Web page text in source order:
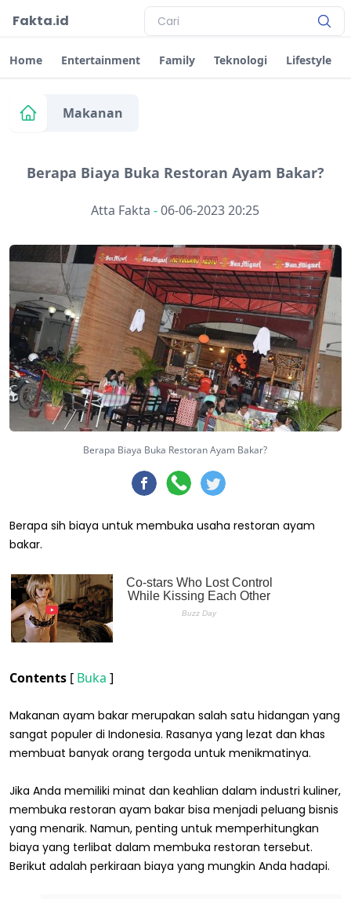
Fakta.id
Home Entertainment Family Teknologi Lifestyle
Makanan
Berapa Biaya Buka Restoran Ayam Bakar?
Atta Fakta -06-06-2023 20:25
Berapa Biaya Buka Restoran Ayam Bakar?
Berapa sih biaya untuk membuka usaha restoran ayam
bakar.
Contents [ Buka ]
Makanan ayam bakar merupakan salah satu hidangan yang
sangat populer di Indonesia. Rasanya yang lezat dan khas
membuat banyak orang tergoda untuk menikmatinya.
Jika Anda memiliki minat dan keahlian dalam industri kuliner,
membuka restoran ayam bakar bisa menjadi peluang bisnis
yang menarik. Namun, penting untuk memperhitungkan
biaya yang terlibat dalam membuka restoran tersebut.
Berikut adalah perkiraan biaya yang mungkin Anda hadapi.